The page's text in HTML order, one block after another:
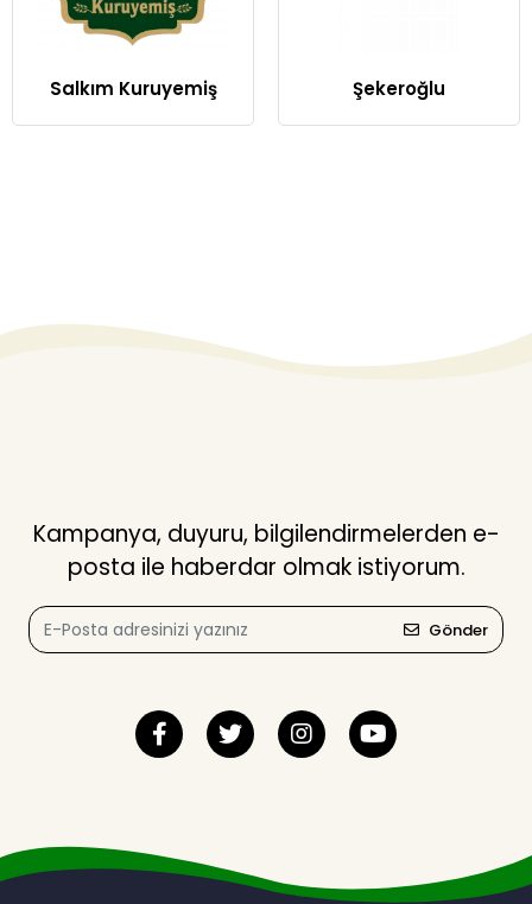
Salkım Kuruyemiş Şekeroğlu
Kampanya, duyuru, bilgilendirmelerden e-
posta ile haberdar olmak istiyorum.
Gönder